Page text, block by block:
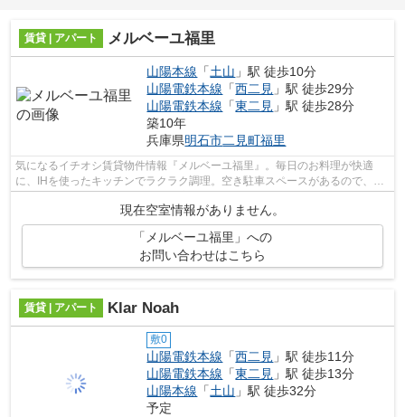
賃貸 | アパート メルベーユ福里
山陽本線 「土山 」駅 徒歩10分
山陽電鉄本線 「西二見 」駅 徒歩29分
山陽電鉄本線 「東二見 」駅 徒歩28分
築10年
兵庫県明石市二見町福里
気になるイチオシ賃貸物件情報『メルベーユ福里』。毎日のお料理が快適
に、IHを使ったキッチンでラクラク調理。空き駐車スペースがあるので、近
くに駐車することが出来ます。快適な過...
現在空室情報がありません。
「メルベーユ福里」への
お問い合わせはこちら
賃貸 | アパート Klar Noah
敷0
山陽電鉄本線 「西二見 」駅 徒歩11分
山陽電鉄本線 「東二見 」駅 徒歩13分
山陽本線 「土山 」駅 徒歩32分
予定